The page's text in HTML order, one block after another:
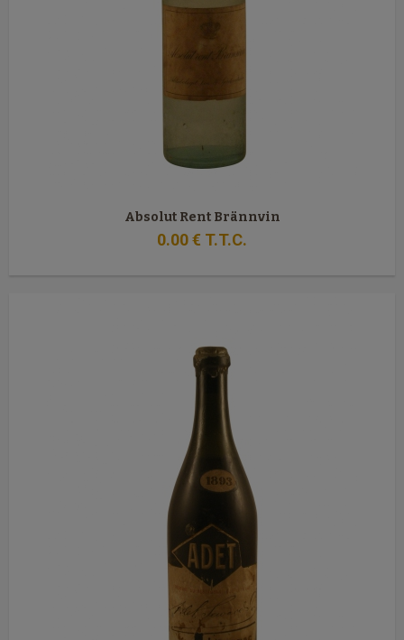
Absolut Rent Brännvin
0.00€ T.T.C.